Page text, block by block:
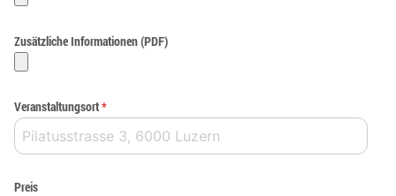
Zusätzliche Informationen (PDF)
Veranstaltungsort*
Preis